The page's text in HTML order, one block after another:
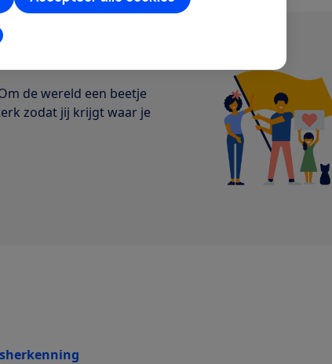
de wereld een beetje
zodat jij krijgt waar je